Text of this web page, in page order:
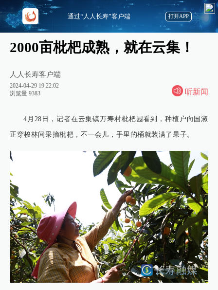
2000亩枇杷成熟，就在云集！
人人长寿客户端
2024-04-29 19:22:02
浏览量 9383
听新闻
4月28日，记者在云集镇万寿村枇杷园看到，种植户向国淑
正穿梭林间采摘枇杷，不一会儿，手里的桶就装满了果子。
通过“人人长寿”客户端 打开APP